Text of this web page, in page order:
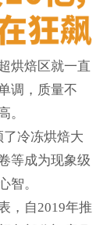
烘焙区就一直
调，质量不
。
冷冻烘焙大
等成为现象级
智。
，自2019年推